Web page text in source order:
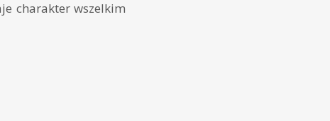
charakter wszelkim